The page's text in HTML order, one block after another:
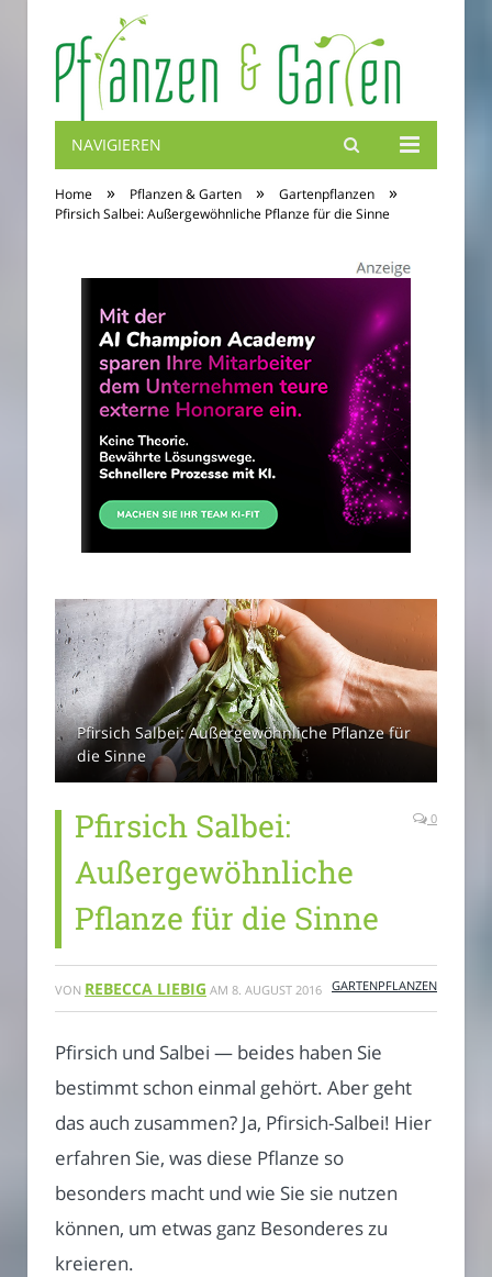
Blumenbibel
NAVIGIEREN
Home » Pflanzen & Garten » Gartenpflanzen »
Pfirsich Salbei: Außergewöhnliche Pflanze für die Sinne
Pfirsich Salbei: Außergewöhnliche Pflanze für
die Sinne
Pfirsich Salbei:
Außergewöhnliche
Pflanze für die Sinne
0
VON REBECCA LIEBIG AM 8. AUGUST 2016 GARTENPFLANZEN
Pfirsich und Salbei — beides haben Sie
bestimmt schon einmal gehört. Aber geht
das auch zusammen? Ja, Pfirsich-Salbei! Hier
erfahren Sie, was diese Pflanze so
besonders macht und wie Sie sie nutzen
können, um etwas ganz Besonderes zu
kreieren.